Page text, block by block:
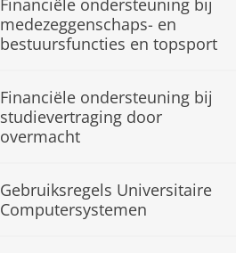
Financiële ondersteuning bij
medezeggenschaps- en
bestuursfuncties en topsport
Financiële ondersteuning bij
studievertraging door
overmacht
Gebruiksregels Universitaire
Computersystemen